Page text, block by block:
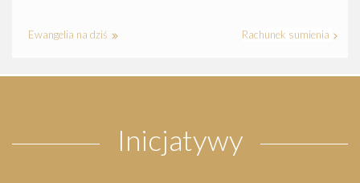
Ewangelia na dziś Rachunek sumienia
Inicjatywy